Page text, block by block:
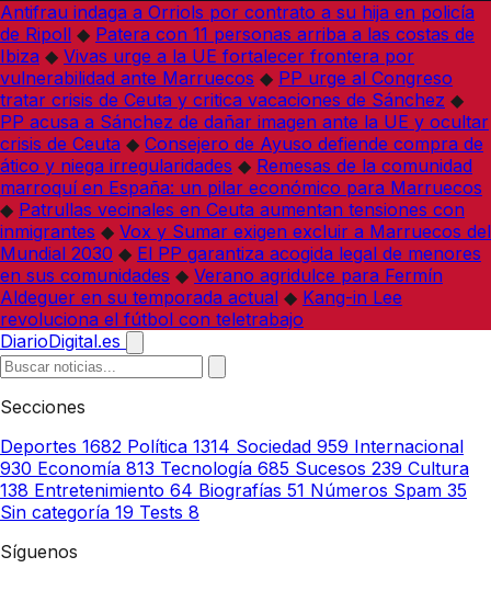
Antifrau indaga a Orriols por contrato a su hija en policía
de Ripoll ◆ Patera con 11 personas arriba a las costas de
Ibiza ◆ Vivas urge a la UE fortalecer frontera por
vulnerabilidad ante Marruecos ◆ PP urge al Congreso
tratar crisis de Ceuta y critica vacaciones de Sánchez ◆
PP acusa a Sánchez de dañar imagen ante la UE y ocultar
crisis de Ceuta ◆ Consejero de Ayuso defiende compra de
ático y niega irregularidades ◆ Remesas de la comunidad
marroquí en España: un pilar económico para Marruecos
◆ Patrullas vecinales en Ceuta aumentan tensiones con
inmigrantes ◆ Vox y Sumar exigen excluir a Marruecos del
Mundial 2030 ◆ El PP garantiza acogida legal de menores
en sus comunidades ◆ Verano agridulce para Fermín
Aldeguer en su temporada actual ◆ Kang-in Lee
revoluciona el fútbol con teletrabajo
DiarioDigital.es
Secciones
Deportes 1682 Política 1314 Sociedad 959 Internacional
930 Economía 813 Tecnología 685 Sucesos 239 Cultura
138 Entretenimiento 64 Biografías 51 Números Spam 35
Sin categoría 19 Tests 8
Síguenos